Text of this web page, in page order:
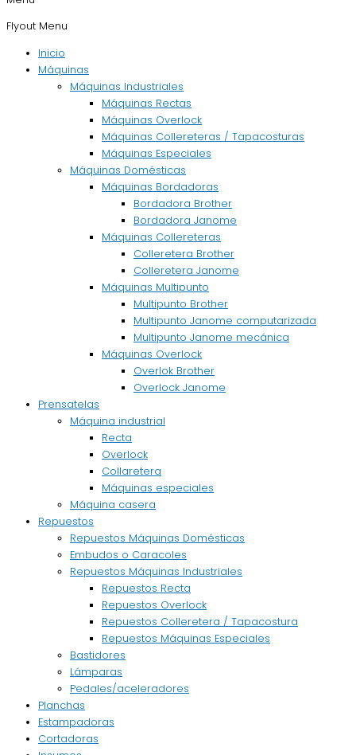
Flyout Menu
Inicio
Máquinas
Máquinas Industriales
Máquinas Rectas
Máquinas Overlock
Máquinas Collereteras / Tapacosturas
Máquinas Especiales
Máquinas Domésticas
Máquinas Bordadoras
Bordadora Brother
Bordadora Janome
Máquinas Collereteras
Colleretera Brother
Colleretera Janome
Máquinas Multipunto
Multipunto Brother
Multipunto Janome computarizada
Multipunto Janome mecánica
Máquinas Overlock
Overlok Brother
Overlock Janome
Prensatelas
Máquina industrial
Recta
Overlock
Collaretera
Máquinas especiales
Máquina casera
Repuestos
Repuestos Máquinas Domésticas
Embudos o Caracoles
Repuestos Máquinas Industriales
Repuestos Recta
Repuestos Overlock
Repuestos Colleretera / Tapacostura
Repuestos Máquinas Especiales
Bastidores
Lámparas
Pedales/aceleradores
Planchas
Estampadoras
Cortadoras